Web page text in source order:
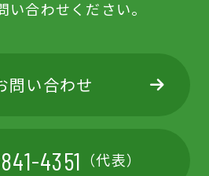
い合わせください。
問い合わせ
4351 （代表）